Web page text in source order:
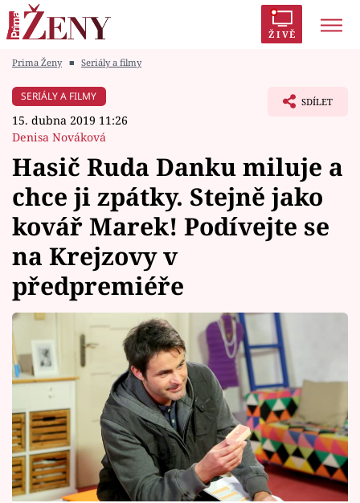
ŽIVĚ
Módní alarm
Témata
Celebrity
Vztahy
Seriály
Horoskopy
Sledujte prima+
Filmový festival Karlovy Vary
Pořady
Prima Ženy ■ Seriály a filmy
SERIÁLY A FILMY
15. dubna 2019 11:26
Denisa Nováková
SDÍLET
Hasič Ruda Danku miluje a
chce ji zpátky. Stejně jako
kovář Marek! Podívejte se
na Krejzovy v
předpremiéře